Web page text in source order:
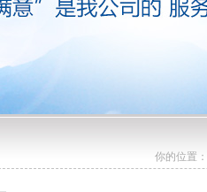
你的位置：